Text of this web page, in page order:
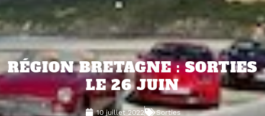
RÉGION BRETAGNE : SORTIES
LE 26 JUIN
10 juillet 2022 Sorties